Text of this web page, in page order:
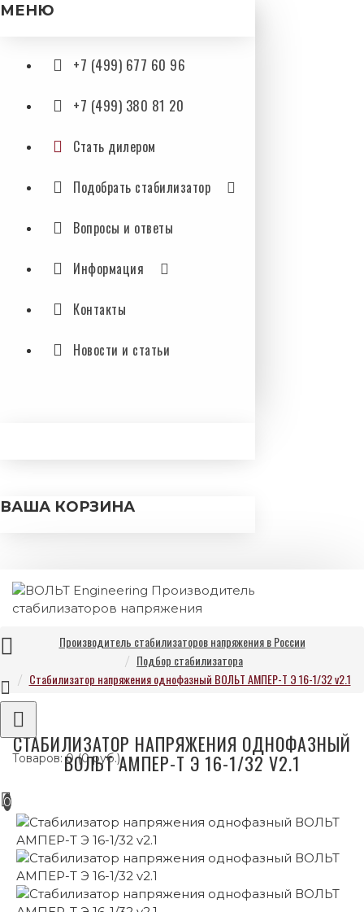
МЕНЮ
+7 (499) 677 60 96
+7 (499) 380 81 20
Стать дилером
Подобрать стабилизатор
Вопросы и ответы
Информация
Контакты
Новости и статьи
ВАША КОРЗИНА
Товаров: 0 (0 руб.)
0
Производитель стабилизаторов напряжения в России
Подбор стабилизатора
Стабилизатор напряжения однофазный ВОЛЬТ АМПЕР-Т Э 16-1/32 v2.1
СТАБИЛИЗАТОР НАПРЯЖЕНИЯ ОДНОФАЗНЫЙ
ВОЛЬТ АМПЕР-Т Э 16-1/32 V2.1